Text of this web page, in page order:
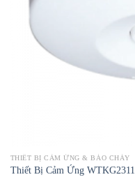
THIẾT BỊ CẢM ỨNG & BÁO CHÁY
Thiết Bị Cảm Ứng WTKG2311